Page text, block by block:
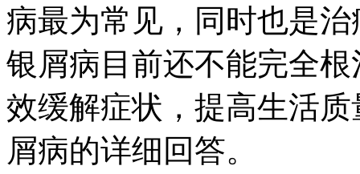
病最为常见，同时也是
银屑病目前还不能完全
效缓解症状，提高生活
屑病的详细回答。